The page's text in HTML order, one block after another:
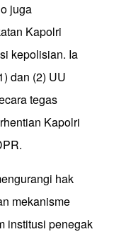
juga
Kapolri
kepolisian. Ia
dan (2) UU
tegas
Kapolri
hak
mekanisme
institusi penegak